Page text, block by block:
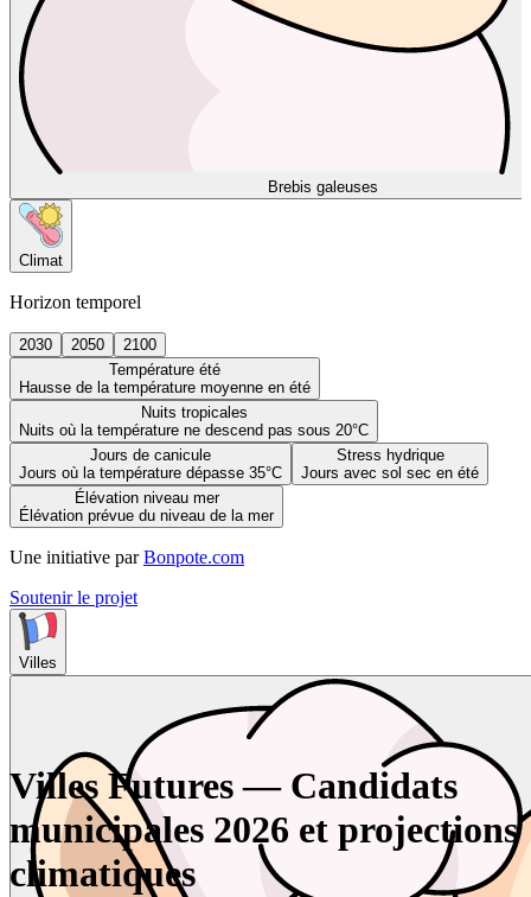
Brebis galeuses
Climat
Horizon temporel
2030 2050
2100
Température été
Hausse de la température moyenne en été
Nuits tropicales
Nuits où la température ne descend pas sous 20°C
Jours de canicule
Jours où la température dépasse 35°C
Stress hydrique
Jours avec sol sec en été
Élévation niveau mer
Élévation prévue du niveau de la mer
Une initiative par Bonpote.com
Soutenir le projet
Villes
Villes Futures — Candidats
municipales 2026 et projections
climatiques